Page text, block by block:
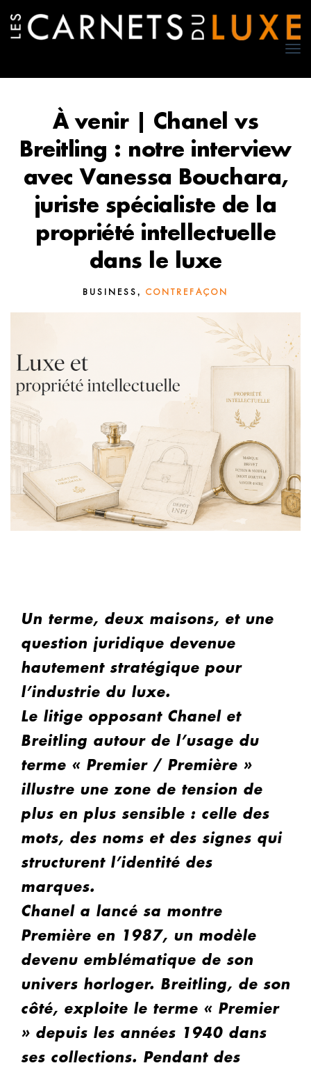
À venir | Chanel vs
Breitling : notre interview
avec Vanessa Bouchara,
juriste spécialiste de la
propriété intellectuelle
dans le luxe
BUSINESS , CONTREFAÇON
Un terme, deux maisons, et une
question juridique devenue
hautement stratégique pour
l’industrie du luxe.
Le litige opposant Chanel et
Breitling autour de l’usage du
terme « Premier / Première »
illustre une zone de tension de
plus en plus sensible : celle des
mots, des noms et des signes qui
structurent l’identité des
marques.
Chanel a lancé sa montre
Première en 1987, un modèle
devenu emblématique de son
univers horloger. Breitling, de son
côté, exploite le terme « Premier
» depuis les années 1940 dans
ses collections. Pendant des